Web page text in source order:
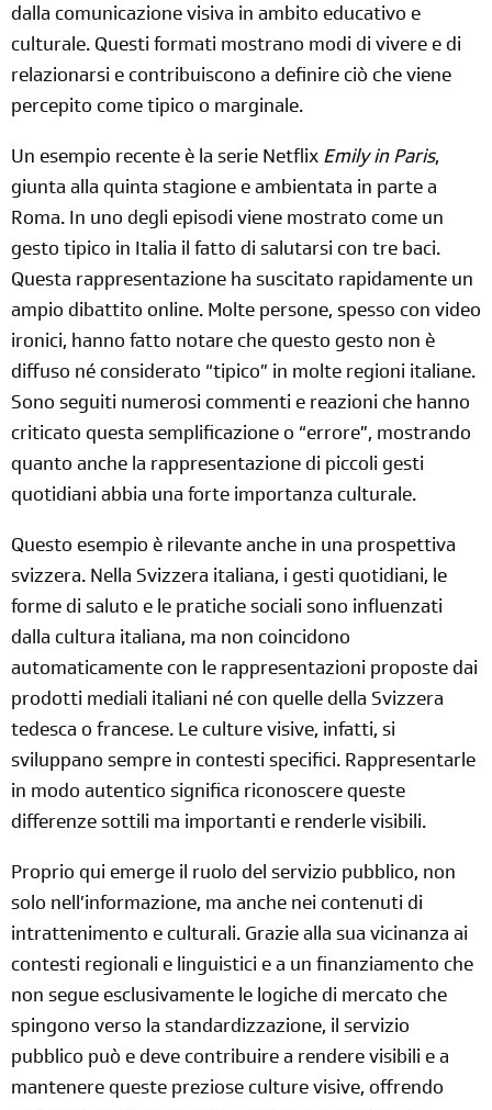
dalla comunicazione visiva in ambito educativo e
culturale. Questi formati mostrano modi di vivere e di
relazionarsi e contribuiscono a definire ciò che viene
percepito come tipico o marginale.
Un esempio recente è la serie Netflix Emily in Paris,
giunta alla quinta stagione e ambientata in parte a
Roma. In uno degli episodi viene mostrato come un
gesto tipico in Italia il fatto di salutarsi con tre baci.
Questa rappresentazione ha suscitato rapidamente un
ampio dibattito online. Molte persone, spesso con video
ironici, hanno fatto notare che questo gesto non è
diffuso né considerato “tipico” in molte regioni italiane.
Sono seguiti numerosi commenti e reazioni che hanno
criticato questa semplificazione o “errore”, mostrando
quanto anche la rappresentazione di piccoli gesti
quotidiani abbia una forte importanza culturale.
Questo esempio è rilevante anche in una prospettiva
svizzera. Nella Svizzera italiana, i gesti quotidiani, le
forme di saluto e le pratiche sociali sono influenzati
dalla cultura italiana, ma non coincidono
automaticamente con le rappresentazioni proposte dai
prodotti mediali italiani né con quelle della Svizzera
tedesca o francese. Le culture visive, infatti, si
sviluppano sempre in contesti specifici. Rappresentarle
in modo autentico significa riconoscere queste
differenze sottili ma importanti e renderle visibili.
Proprio qui emerge il ruolo del servizio pubblico, non
solo nell’informazione, ma anche nei contenuti di
intrattenimento e culturali. Grazie alla sua vicinanza ai
contesti regionali e linguistici e a un finanziamento che
non segue esclusivamente le logiche di mercato che
spingono verso la standardizzazione, il servizio
pubblico può e deve contribuire a rendere visibili e a
mantenere queste preziose culture visive, offrendo